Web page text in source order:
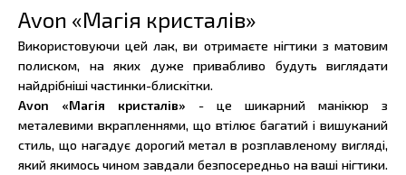
Avon «Магія кристалів»
Використовуючи цей лак, ви отримаєте нігтики з матовим
полиском, на яких дуже привабливо будуть виглядати
найдрібніші частинки-блискітки.
Avon «Магія кристалів» - це шикарний манікюр з
металевими вкрапленнями, що втілює багатий і вишуканий
стиль, що нагадує дорогий метал в розплавленому вигляді,
який якимось чином завдали безпосередньо на ваші нігтики.